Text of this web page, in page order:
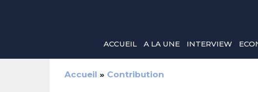
ACCUEIL A LA UNE INTERVIEW
Accueil » Contribution